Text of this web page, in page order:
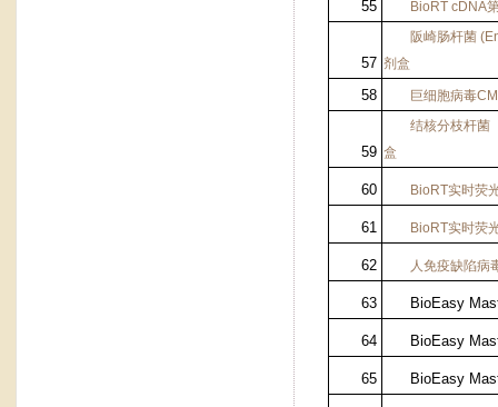
55 BioRT cDNA
57
阪崎肠杆菌
剂盒
58 巨细胞病毒
59
结核分枝杆菌
盒
60 BioRT实时荧
61 BioRT实时荧
62 人免疫缺陷病
63 BioEasy
64 BioEasy
65 BioEasy